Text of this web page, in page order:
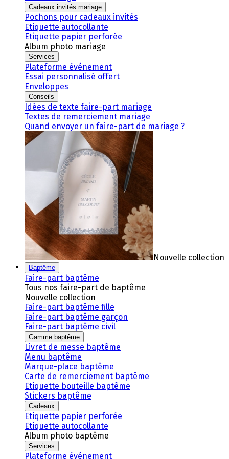
Cadeaux invités mariage
Pochons pour cadeaux invités
Etiquette autocollante
Etiquette papier perforée
Album photo mariage
Services
Plateforme événement
Essai personnalisé offert
Enveloppes
Conseils
Idées de texte faire-part mariage
Textes de remerciement mariage
Quand envoyer un faire-part de mariage ?
Nouvelle collection
Baptême
Faire-part baptême
Tous nos faire-part de baptême
Nouvelle collection
Faire-part baptême fille
Faire-part baptême garçon
Faire-part baptême civil
Gamme baptême
Livret de messe baptême
Menu baptême
Marque-place baptême
Carte de remerciement baptême
Etiquette bouteille baptême
Stickers baptême
Cadeaux
Etiquette papier perforée
Etiquette autocollante
Album photo baptême
Services
Plateforme événement